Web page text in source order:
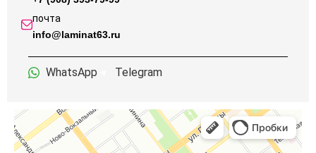
почта
info@laminat63.ru
WhatsApp Telegram